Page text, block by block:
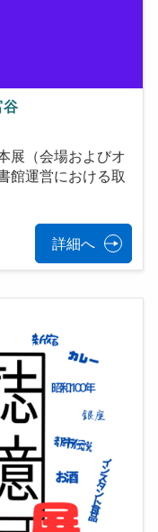
谷
展（会場およびオ
館運営における取
詳細へ